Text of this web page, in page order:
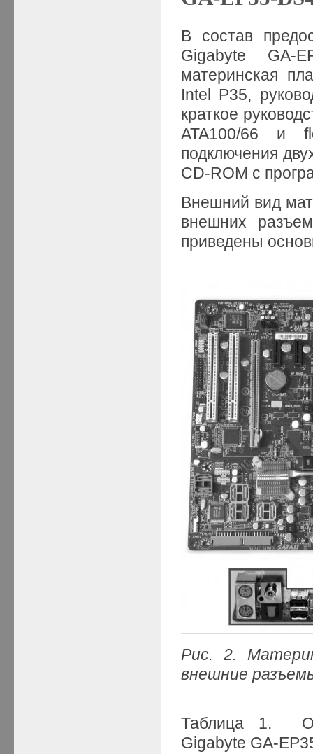
В состав
Gigabyte GA-
материнская
Intel P35,
краткое
ATA100/66 и
подключения
CD-ROM с
Внешний вид
внешних
приведены
Рис. 2.
внешние
Таблица 1.
Gigabyte GA-